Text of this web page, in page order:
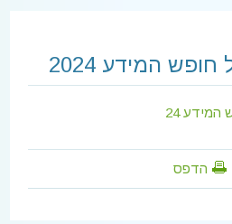
המידע 2024
24
הדפס